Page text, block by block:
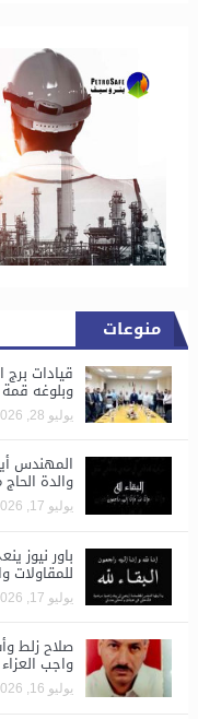
منوعات
قيادات برج
وبلوغه
يوليو 28, 2026
المهندس
والدة
يوليو 17, 2026
باور نيوز
للمقاولات
يوليو 17, 2026
صلاح زلط
واجب
يوليو 16, 2026